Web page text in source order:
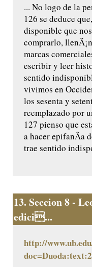
... No logo de la
126 se deduce
disponible que
comprarlo,
marcas
escribir y leer
sentido
vivimos en
los sesenta y
reemplazado por
127 pienso que
a hacer epifanÃ­a
trae sentido
13. Seccion 8 -
edici...
http://